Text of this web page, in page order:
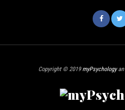
Copyright © 2019 myPsychologyan